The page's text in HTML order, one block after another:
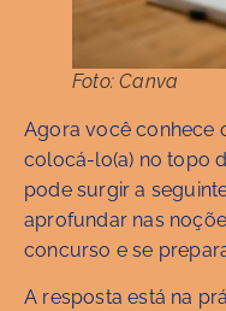
Foto: Canva
Agora você conhece
colocá-lo(a) no topo
pode surgir a
aprofundar nas
concurso e se
A resposta está na